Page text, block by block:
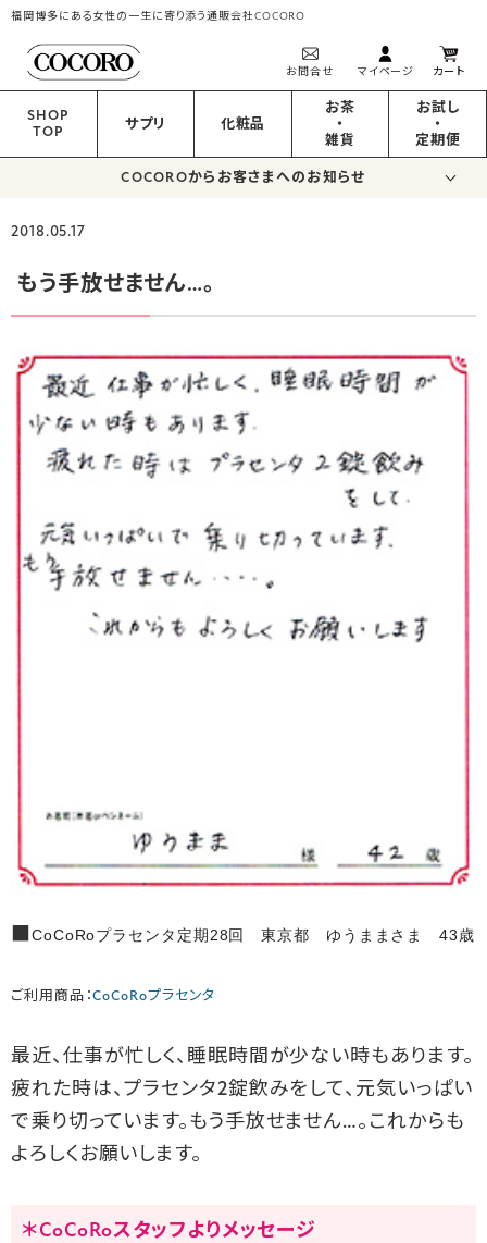
福岡博多にある女性の一生に寄り添う通販会社COCORO
お問合せ マイページ カート
SHOP
TOP
サプリ 化粧品
お茶
・
雑貨
お試し
・
定期便
COCOROからお客さまへのお知らせ
2018.05.17
もう手放せません…。
CoCoRoプラセンタ定期28回 東京都 ゆうままさま 43歳
ご利用商品：CoCoRoプラセンタ
最近、仕事が忙しく、睡眠時間が少ない時もあります。
疲れた時は、プラセンタ2錠飲みをして、元気いっぱい
で乗り切っています。もう手放せません…。これからも
よろしくお願いします。
＊CoCoRoスタッフよりメッセージ